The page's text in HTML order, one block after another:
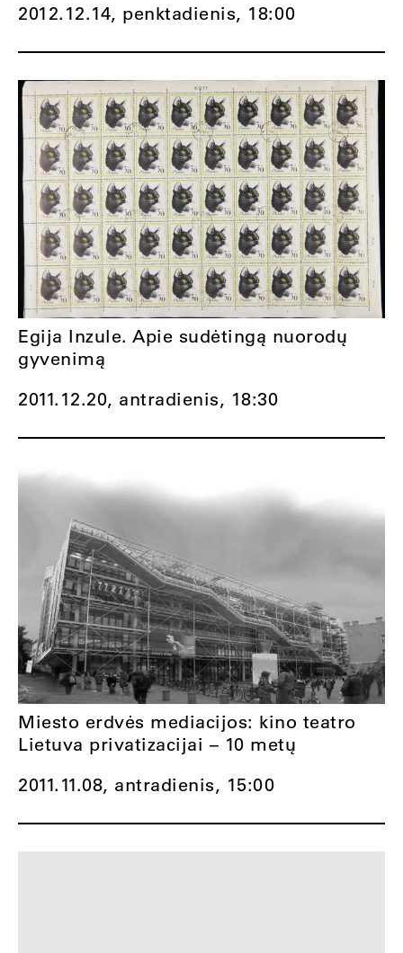
2012.12.14, penktadienis, 18:00
2011.12.20, antradienis, 18:30
Egija Inzule. Apie sudėtingą nuorodų
gyvenimą
2011.11.08, antradienis, 15:00
Miesto erdvės mediacijos: kino teatro
Lietuva privatizacijai – 10 metų